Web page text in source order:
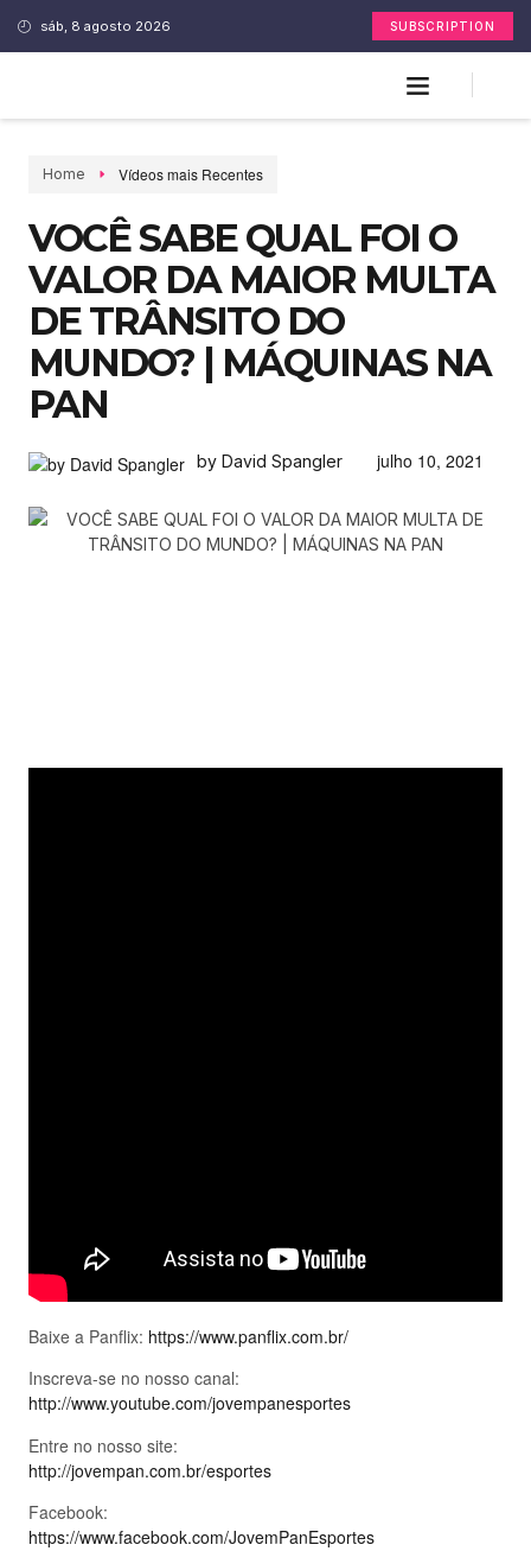
sáb, 8 agosto 2026 SUBSCRIPTION
Home Vídeos mais Recentes
VOCÊ SABE QUAL FOI O
VALOR DA MAIOR MULTA
DE TRÂNSITO DO
MUNDO? | MÁQUINAS NA
PAN
by David Spangler julho 10, 2021
Baixe a Panflix: https://www.panflix.com.br/
Inscreva-se no nosso canal:
http://www.youtube.com/jovempanesportes
Entre no nosso site:
http://jovempan.com.br/esportes
Facebook:
https://www.facebook.com/JovemPanEsportes